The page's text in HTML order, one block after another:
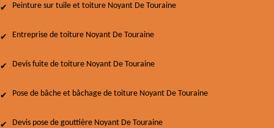
Peinture sur tuile et toiture Noyant De Touraine
Entreprise de toiture Noyant De Touraine
Devis fuite de toiture Noyant De Touraine
Pose de bâche et bâchage de toiture Noyant De Touraine
Devis pose de gouttière Noyant De Touraine